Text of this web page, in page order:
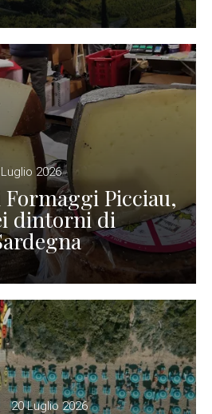
2026
Picciau,
dintorni di
20 Luglio 2026